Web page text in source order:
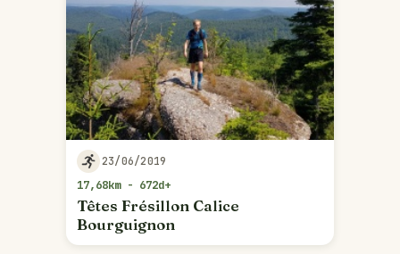
23/06/2019
17,68km - 672d+
Têtes Frésillon Calice
Bourguignon